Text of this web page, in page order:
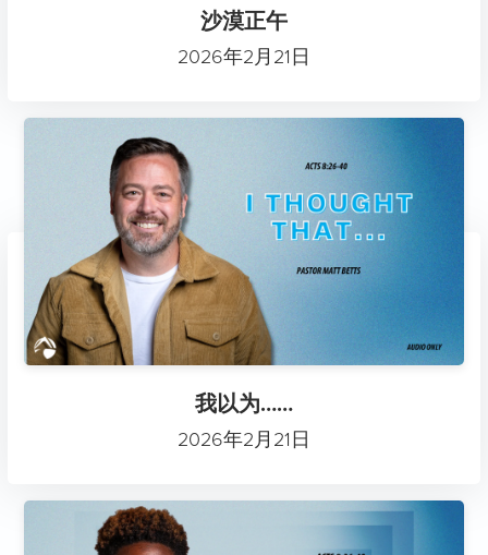
沙漠正午
2026年2月21日
我以为……
2026年2月21日